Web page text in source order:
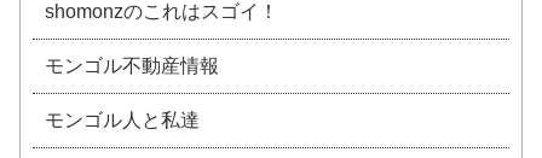
shomonzのこれはスゴイ！
モンゴル不動産情報
モンゴル人と私達